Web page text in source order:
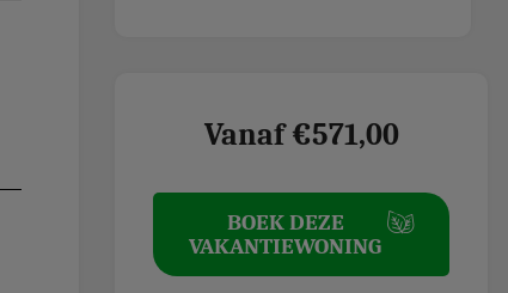
Vanaf €571,00
BOEK DEZE
VAKANTIEWONING